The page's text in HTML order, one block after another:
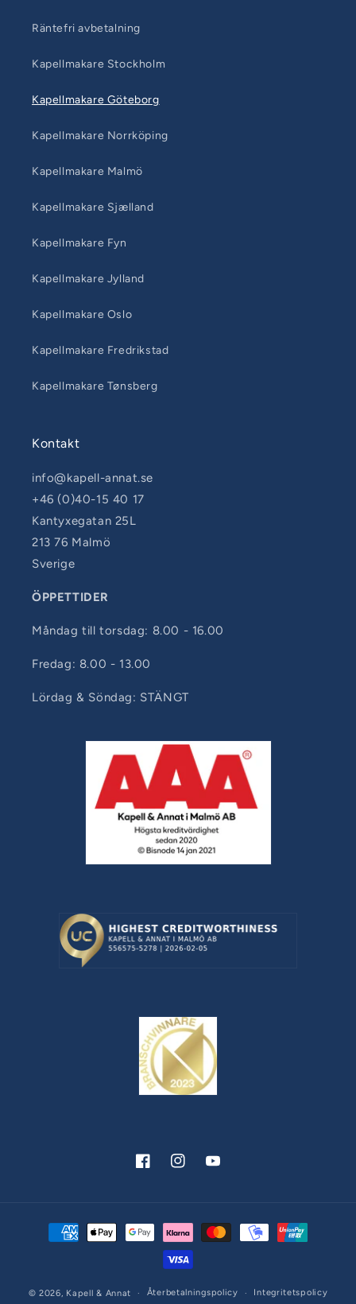
Räntefri avbetalning
Kapellmakare Stockholm
Kapellmakare Göteborg
Kapellmakare Norrköping
Kapellmakare Malmö
Kapellmakare Sjælland
Kapellmakare Fyn
Kapellmakare Jylland
Kapellmakare Oslo
Kapellmakare Fredrikstad
Kapellmakare Tønsberg
Kontakt
info@kapell-annat.se
+46 (0)40-15 40 17
Kantyxegatan 25L
213 76 Malmö
Sverige
ÖPPETTIDER
Måndag till torsdag: 8.00 - 16.00
Fredag: 8.00 - 13.00
Lördag & Söndag: STÄNGT
FacebookInstagramYouTube
Betalningsmetoder
© 2026, Kapell & Annat Återbetalningspolicy Integritetspolicy